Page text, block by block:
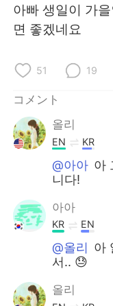
아빠 생일이 가
면 좋겠네요
51 19
コメント
올리
EN KR
@아아 아
니다!
아아
KR EN
@올리 아
서.. 😓
올리